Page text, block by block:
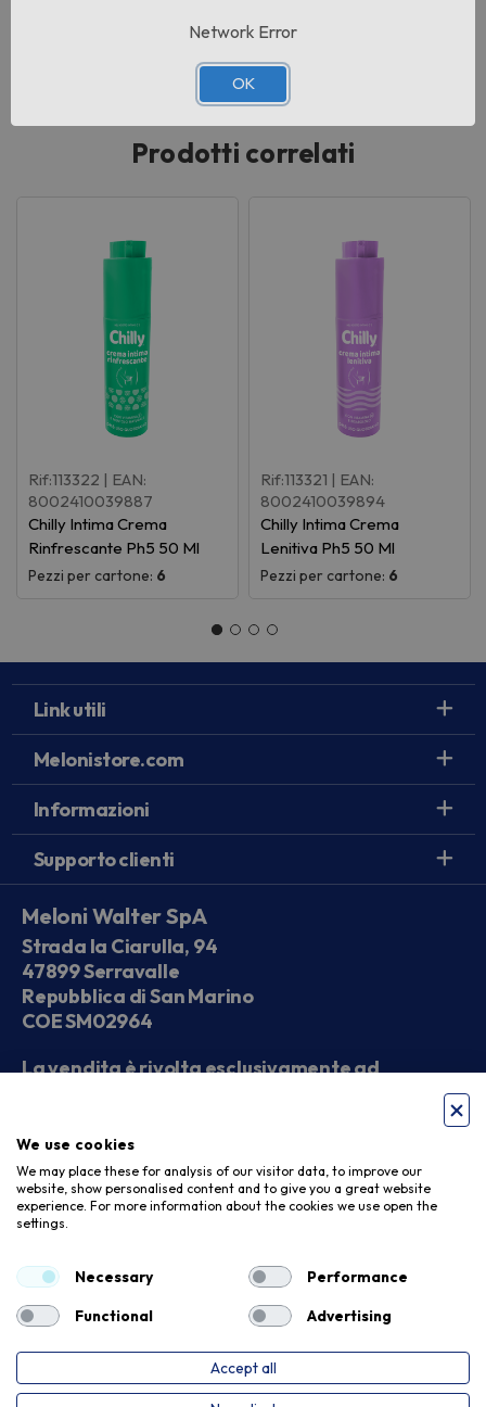
Prodotti correlati
Rif:113322 | EAN:
8002410039887
Chilly Intima Crema
Rinfrescante Ph5 50 Ml
Pezzi per cartone: 6
Rif:113321 | EAN:
8002410039894
Chilly Intima Crema
Lenitiva Ph5 50 Ml
Pezzi per cartone: 6
Link utili
Melonistore.com
Informazioni
Supporto clienti
Meloni Walter SpA
Strada la Ciarulla, 94
47899 Serravalle
Repubblica di San Marino
COE SM02964
La vendita è rivolta esclusivamente ad
Accettiamo
Seguici sui social
Privacy Policy Cookie Policy
We use cookies
We may place these for analysis of our visitor data, to improve our
website, show personalised content and to give you a great website
experience. For more information about the cookies we use open the
settings.
Necessary
Performance
Functional
Advertising
Accept all
Network Error
OK